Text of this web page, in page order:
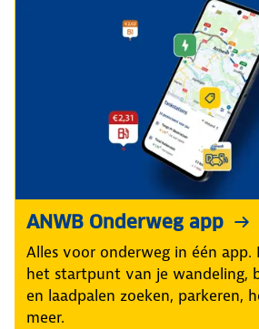
ANWB Onderweg app
Alles voor onderweg in één app.
het startpunt van je wandeling,
en laadpalen zoeken, parkeren,
meer.